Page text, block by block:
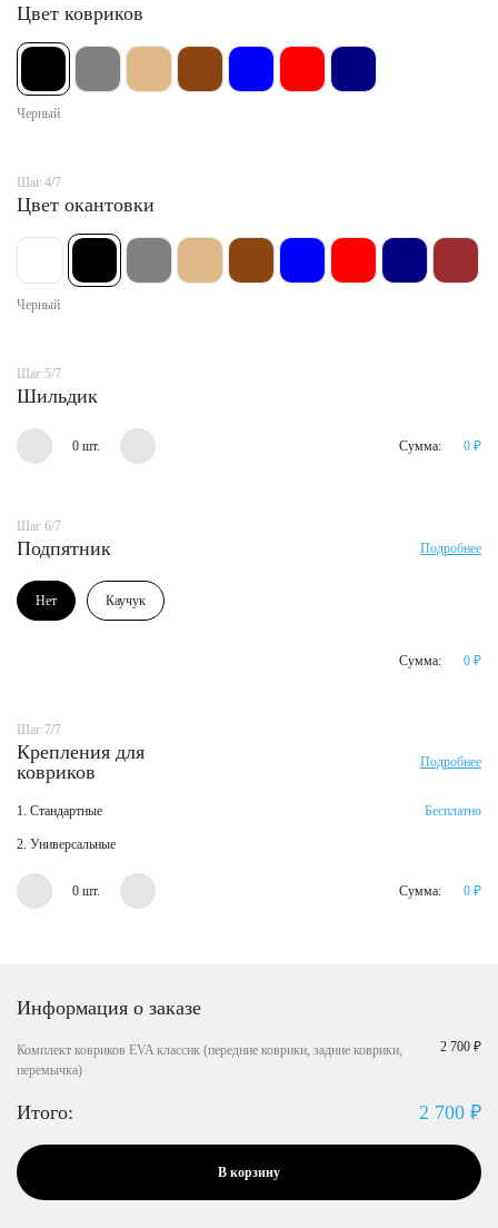
Цвет ковриков
Черный
Шаг 4/7
Цвет окантовки
Черный
Шаг 5/7
Шильдик
0 шт. Сумма: 0 ₽
Шаг 6/7
Подпятник Подробнее
Нет Каучук
Сумма: 0 ₽
Шаг 7/7
Крепления для
ковриков
Подробнее
1. Стандартные Бесплатно
2. Универсальные
0 шт. Сумма: 0 ₽
Информация о заказе
Комплект ковриков EVA классик (передние коврики, задние коврики,
перемычка)
2 700 ₽
Итого: 2 700 ₽
В корзину